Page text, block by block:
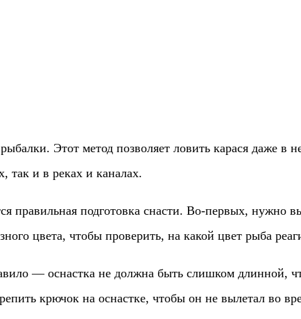
Этот метод позволяет ловить карася даже в
так и в реках и каналах.
правильная подготовка снасти. Во-первых, нужно
цвета, чтобы проверить, на какой цвет рыба
— оснастка не должна быть слишком длинной,
крючок на оснастке, чтобы он не вылетал во